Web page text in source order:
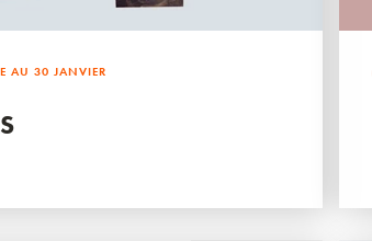
AU 30 JANVIER